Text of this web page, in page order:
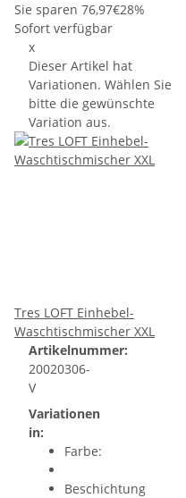
Sie sparen 76,97€28%
Sofort verfügbar
x
Dieser Artikel hat
Variationen. Wählen Sie
bitte die gewünschte
Variation aus.
Tres LOFT Einhebel-
Waschtischmischer XXL
Artikelnummer:
20020306-
V
Variationen
in:
Farbe:
Beschichtung